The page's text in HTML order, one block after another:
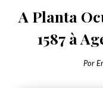
A Planta
1587 à
Por